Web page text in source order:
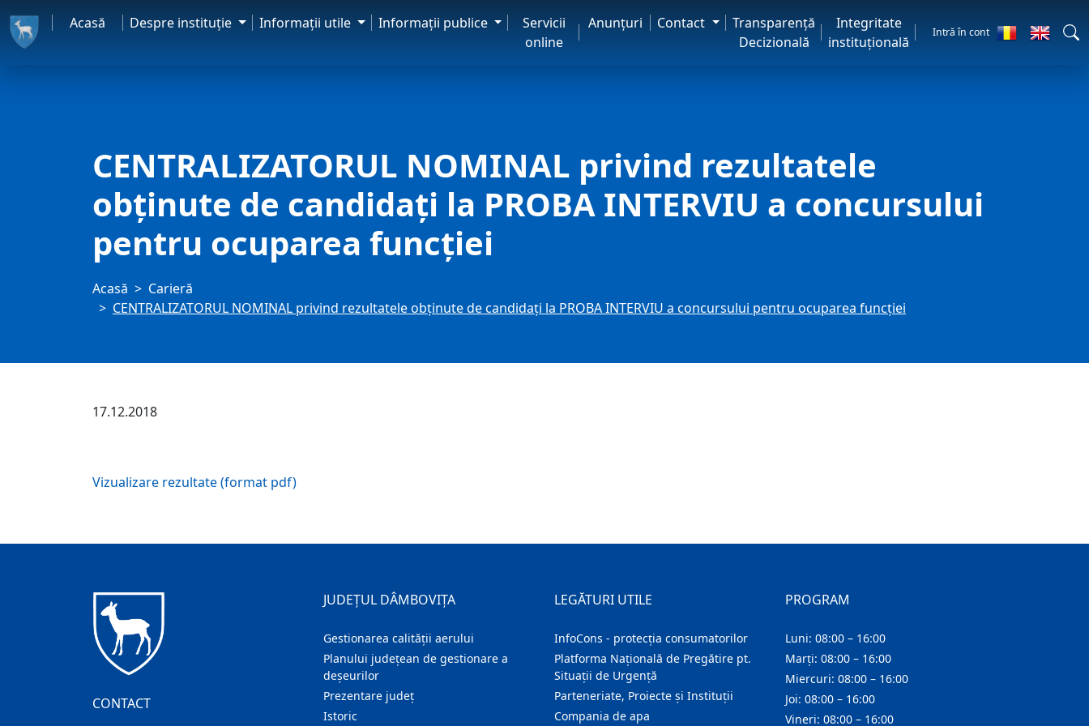
Acasă Despre instituţie Informaţii utile Informaţii publice
Servicii
online
Anunţuri Contact
Transparență
Decizională
Integritate
instituțională
Intră în cont
CENTRALIZATORUL NOMINAL privind rezultatele
obţinute de candidaţi la PROBA INTERVIU a concursului
pentru ocuparea funcţiei
Acasă
Carieră
CENTRALIZATORUL NOMINAL privind rezultatele obţinute de candidaţi la PROBA INTERVIU a concursului pentru ocuparea funcţiei
17.12.2018
Vizualizare rezultate (format pdf)
CONTACT
JUDEȚUL DÂMBOVIȚA
Gestionarea calității aerului
Planului județean de gestionare a
deșeurilor
Prezentare judeţ
Istoric
LEGĂTURI UTILE
InfoCons - protecția consumatorilor
Platforma Națională de Pregătire pt.
Situații de Urgență
Parteneriate, Proiecte și Instituții
Compania de apa
PROGRAM
Luni: 08:00 – 16:00
Marți: 08:00 – 16:00
Miercuri: 08:00 – 16:00
Joi: 08:00 – 16:00
Vineri: 08:00 – 16:00